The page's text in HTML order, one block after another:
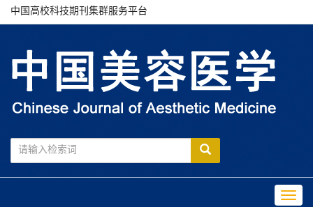
中国高校科技期刊集群服务平台